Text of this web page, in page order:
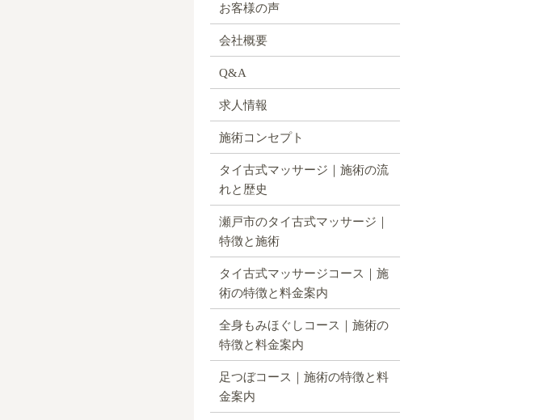
お客様の声
会社概要
Q&A
求人情報
施術コンセプト
タイ古式マッサージ｜施術の流
れと歴史
瀬戸市のタイ古式マッサージ｜
特徴と施術
タイ古式マッサージコース｜施
術の特徴と料金案内
全身もみほぐしコース｜施術の
特徴と料金案内
足つぼコース｜施術の特徴と料
金案内